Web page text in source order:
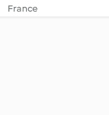
France